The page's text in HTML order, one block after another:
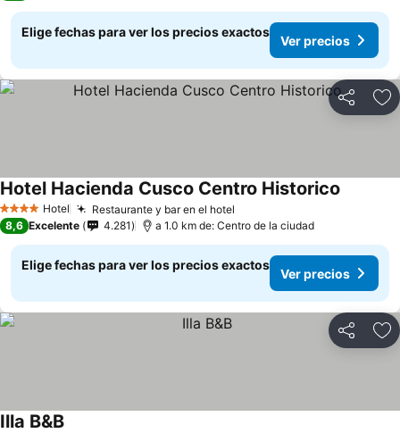
Elige fechas para ver los precios exactos
Ver precios
Compartir
4 EstrellasHotel Restaurante y bar en el hotel
Hotel Hacienda Cusco Centro Historico
8,6 Excelente 4.281 a 1.0 km de: Centro de la ciudad
Elige fechas para ver los precios exactos
Ver precios
Compartir
Illa B&B